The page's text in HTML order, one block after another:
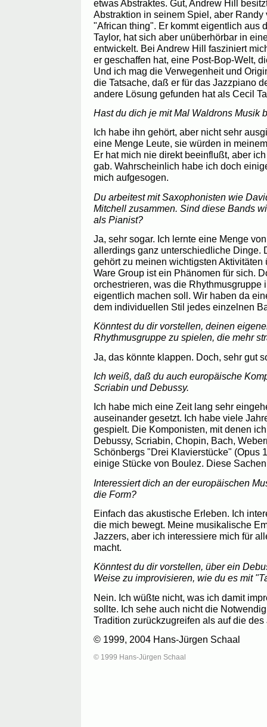
etwas Abstraktes. Gut, Andrew Hill
Abstraktion in seinem Spiel, aber
"African thing". Er kommt eigentlich aus
Taylor, hat sich aber unüberhörbar in
entwickelt. Bei Andrew Hill fasziniert
er geschaffen hat, eine Post-Bop-Welt,
Und ich mag die Verwegenheit und
die Tatsache, daß er für das Jazzpiano
andere Lösung gefunden hat als Cecil
Hast du dich je mit Mal Waldrons Musik
Ich habe ihn gehört, aber nicht sehr
eine Menge Leute, sie würden in
Er hat mich nie direkt beeinflußt, aber
gab. Wahrscheinlich habe ich doch
mich aufgesogen.
Du arbeitest mit Saxophonisten wie
Mitchell zusammen. Sind diese Bands
als Pianist?
Ja, sehr sogar. Ich lernte eine Menge
allerdings ganz unterschiedliche Dinge.
gehört zu meinen wichtigsten
Ware Group ist ein Phänomen für sich.
orchestrieren, was die Rhythmusgruppe
eigentlich machen soll. Wir haben da
dem individuellen Stil jedes einzelnen
Könntest du dir vorstellen, deinen
Rhythmusgruppe zu spielen, die mehr
Ja, das könnte klappen. Doch, sehr gut
Ich weiß, daß du auch europäische
Scriabin und Debussy.
Ich habe mich eine Zeit lang sehr
auseinander gesetzt. Ich habe viele
gespielt. Die Komponisten, mit denen
Debussy, Scriabin, Chopin, Bach,
Schönbergs "Drei Klavierstücke" (Opus
einige Stücke von Boulez. Diese
Interessiert dich an der europäischen
die Form?
Einfach das akustische Erleben. Ich
die mich bewegt. Meine musikalische
Jazzers, aber ich interessiere mich für
macht.
Könntest du dir vorstellen, über ein
Weise zu improvisieren, wie du es mit
Nein. Ich wüßte nicht, was ich damit
sollte. Ich sehe auch nicht die
Tradition zurückzugreifen als auf die des
© 1999, 2004 Hans-Jürgen Schaal
© 1999 Hans-Jürgen Schaal